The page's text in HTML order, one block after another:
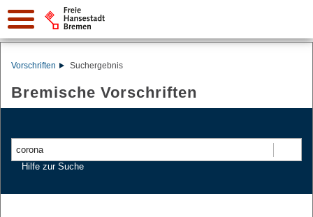
Vorschriften Suchergebnis
Bremische Vorschriften
Hilfe zur Suche